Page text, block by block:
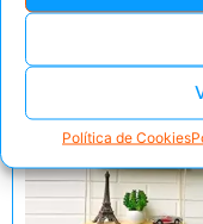
Política de Cookies